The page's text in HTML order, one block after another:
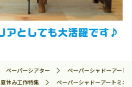
ペーパーシアター
ペーパーシャドーアー
夏休み工作特集
ペーパーシャドーアートミ